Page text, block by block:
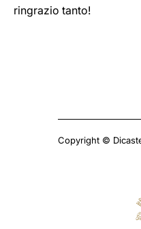
ringrazio tanto!
Copyright ©